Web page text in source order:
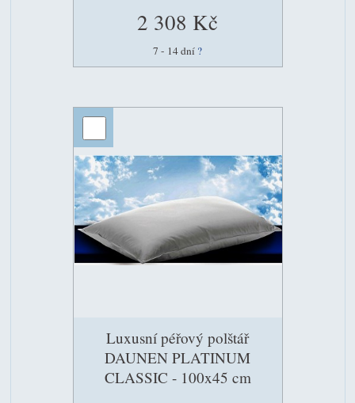
2 308 Kč
7 - 14 dní ?
Luxusní péřový polštář
DAUNEN PLATINUM
CLASSIC - 100x45 cm